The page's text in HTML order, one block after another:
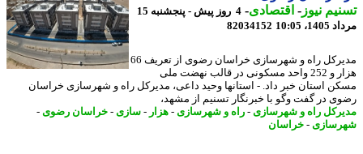
نیوز-اقتصادی-
4 روز پیش - پنجشنبه 15
10:05
82034152
مدیرکل راه و شهرسازی خراسان رضوی از تعریف 66
هزار و 252 واحد مسکونی در قالب نهضت ملی
استان خبر داد. - استانها وحید داعی، مدیرکل راه و شهرسازی خراسان
در گفت وگو با خبرنگار تسنیم از مشهد،
راه و شهرسازی- راه و شهرسازی- هزار - سازی- خراسان رضوی-
- خراسان